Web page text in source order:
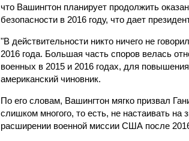
что Вашингтон планирует продолжить
безопасности в 2016 году, что дает
"В действительности никто ничего не
2016 года. Большая часть споров велась
военных в 2015 и 2016 годах, для
американский чиновник.
По его словам, Вашингтон мягко призвал
слишком многого, то есть, не настаивать на
расширении военной миссии США после